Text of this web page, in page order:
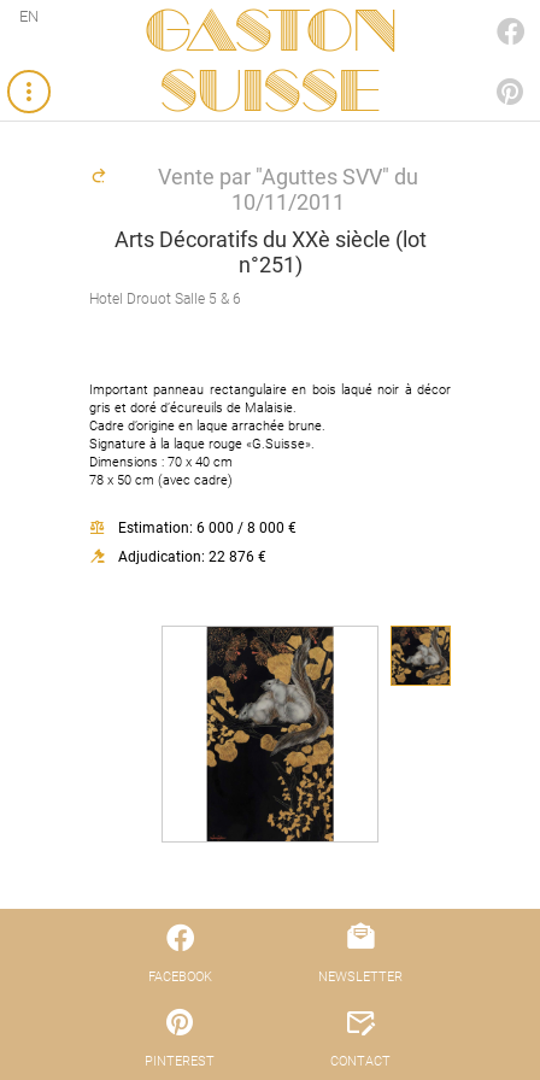
Gaston
SUISSE
EN
Vente par "Aguttes SVV" du
10/11/2011
Arts Décoratifs du XXè siècle (lot
n°251)
Hotel Drouot Salle 5 & 6
Important panneau rectangulaire en bois laqué noir à décor
gris et doré d’écureuils de Malaisie.
Cadre d’origine en laque arrachée brune.
Signature à la laque rouge «G.Suisse».
Dimensions : 70 x 40 cm
78 x 50 cm (avec cadre)
Estimation: 6 000 / 8 000 €
Adjudication: 22 876 €
FACEBOOK
PINTEREST
NEWSLETTER
CONTACT